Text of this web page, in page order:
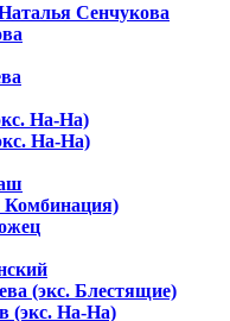
Сенчукова
На-На)
На-На)
Комбинация)
(экс. Блестящие)
(экс. На-На)